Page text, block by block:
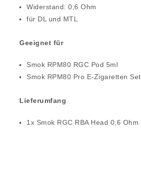
Widerstand: 0,6 Ohm
für DL und MTL
Geeignet für
Smok RPM80 RGC Pod 5ml
Smok RPM80 Pro E-Zigaretten Set
Lieferumfang
1x Smok RGC RBA Head 0,6 Ohm